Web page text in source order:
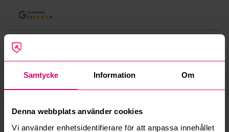
Samtycke Information Om
Denna webbplats använder cookies
Vi använder enhetsidentifierare för att anpassa innehållet
Google Rating
4.5
Vanliga frågor och svar
Hur fungerar manuella bud?
Vad innebär serviceavgift?
Vad är ett reservationspris?